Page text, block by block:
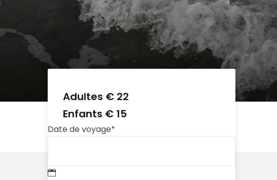
Adultes € 22
Enfants € 15
Date de voyage*